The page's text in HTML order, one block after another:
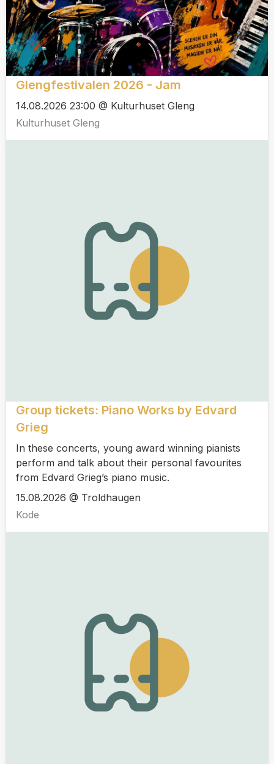
Glengfestivalen 2026 - Jam
14.08.2026 23:00 @ Kulturhuset Gleng
Kulturhuset Gleng
Group tickets: Piano Works by Edvard
Grieg
In these concerts, young award winning pianists
perform and talk about their personal favourites
from Edvard Grieg’s piano music.
15.08.2026 @ Troldhaugen
Kode